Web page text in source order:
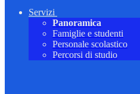
Servizi
Panoramica
Famiglie e studenti
Personale scolastico
Percorsi di studio